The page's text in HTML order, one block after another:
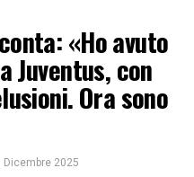
«Ho avuto
Juventus, con
Ora sono
Dicembre 2025